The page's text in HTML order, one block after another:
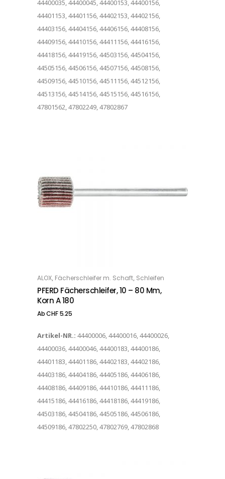
44400035, 44400045, 44400153, 44400156,
44401153, 44401156, 44402153, 44402156,
44403156, 44404156, 44406156, 44408156,
44409156, 44410156, 44411156, 44416156,
44418156, 44419156, 44503156, 44504156,
44505156, 44506156, 44507156, 44508156,
44509156, 44510156, 44511156, 44512156,
44513156, 44514156, 44515156, 44516156,
47801562, 47802249, 47802867
OPTIONS
ALOX, Fächerschleifer m. Schaft, Schleifen
PFERD Fächerschleifer, 10 – 80 Mm,
Korn A 180
AbCHF5.25
Artikel-NR.: 44400006, 44400016, 44400026,
44400036, 44400046, 44400183, 44400186,
44401183, 44401186, 44402183, 44402186,
44403186, 44404186, 44405186, 44406186,
44408186, 44409186, 44410186, 44411186,
44415186, 44416186, 44418186, 44419186,
44503186, 44504186, 44505186, 44506186,
44509186, 47802250, 47802769, 47802868